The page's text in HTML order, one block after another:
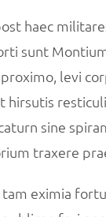
haec
sunt
levi
hirsutis
sine
traxere
tam eximia